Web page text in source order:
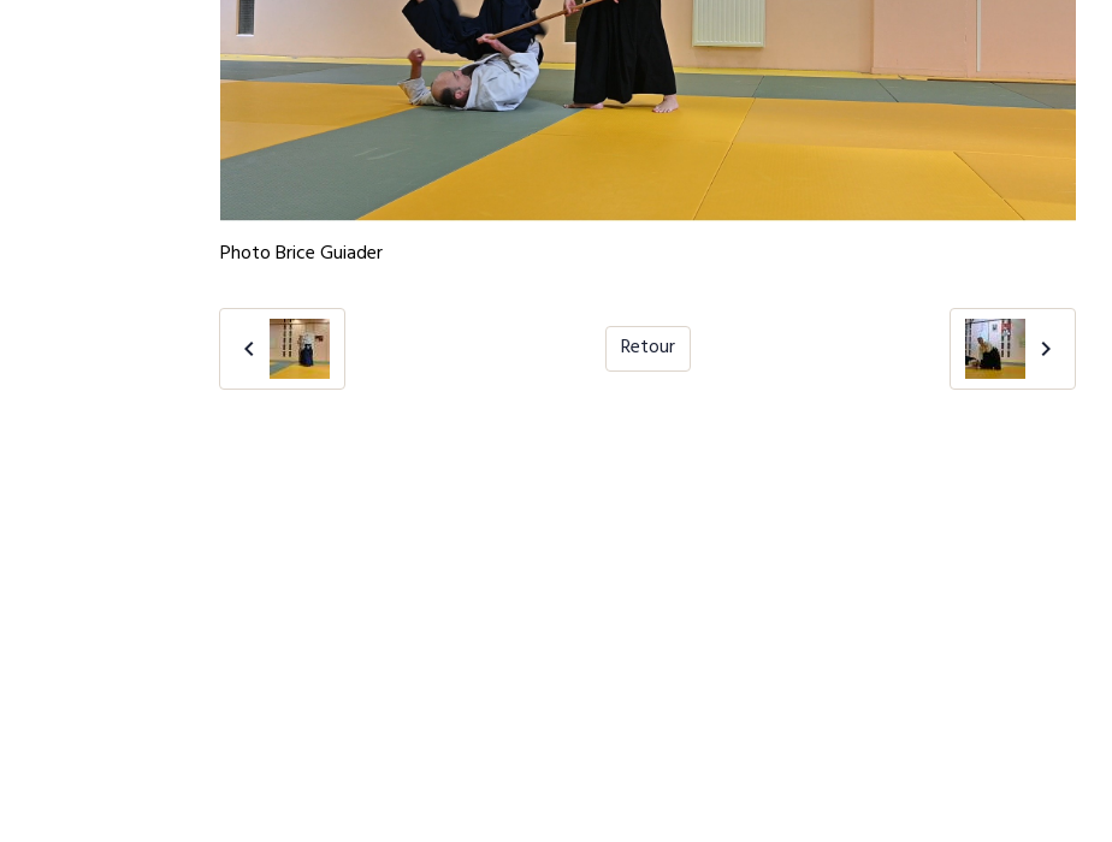
Photo Brice Guiader
Retour